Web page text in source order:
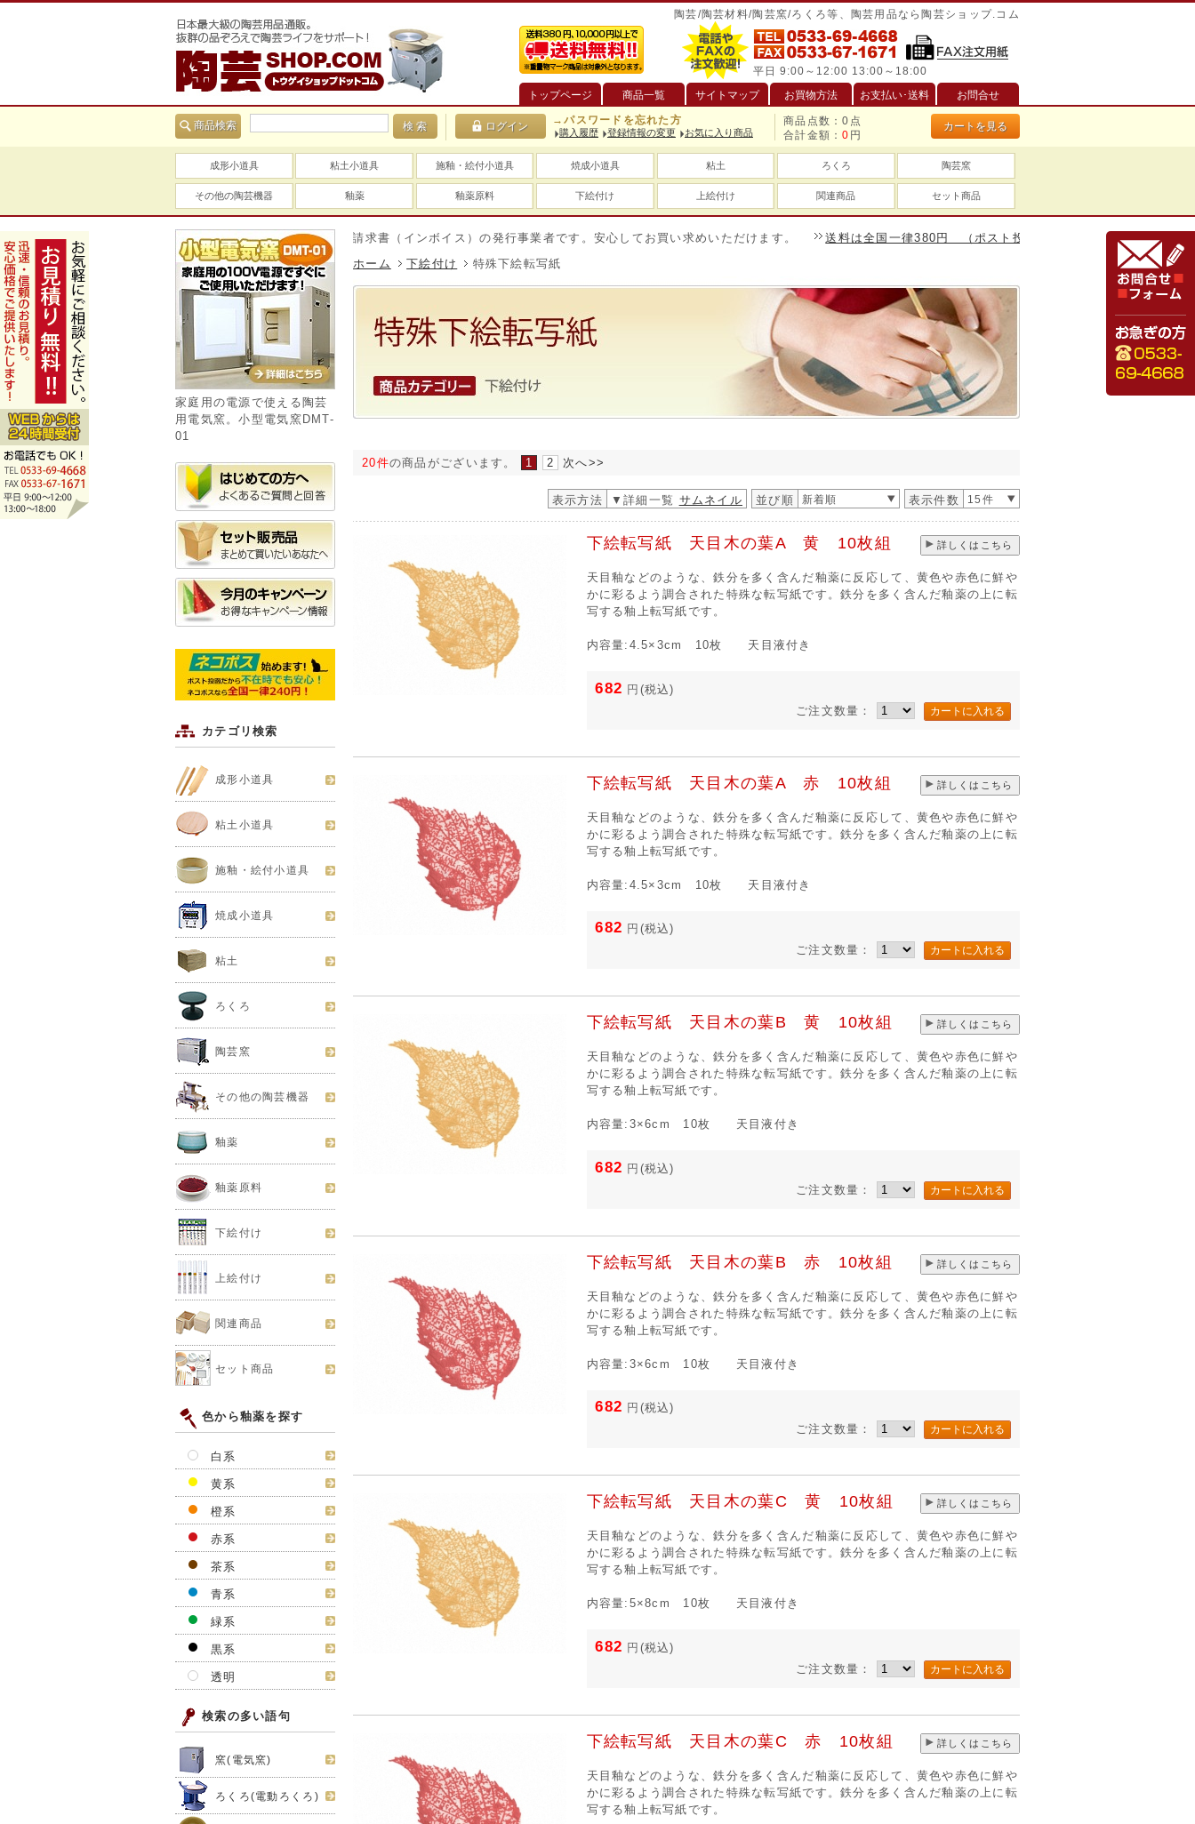
陶芸/陶芸材料/陶芸窯/ろくろ等、陶芸用品なら陶芸ショップ.コム
平日 9:00～12:00 13:00～18:00
トップページ
商品一覧 サイトマップ お買物方法 お支払い･送料 お問合せ
商品検索 →パスワードを忘れた方
購入履歴 登録情報の変更 お気に入り商品
商品点数：0 点
合計金額：0 円
カートを見る
成形小道具 粘土小道具 施釉・絵付小道具 焼成小道具 粘土 ろくろ 陶芸窯
その他の陶芸機器 釉薬 釉薬原料 下絵付け 上絵付け 関連商品 セット商品
当社は適格請求書（インボイス）の発行事業者です。安心してお買い求めいただけます。
送料は全国一律380円 （ポスト投函は240円）、一万円以上のお買い
ホーム
下絵付け 特殊下絵転写紙
20件の商品がございます。 1 2 次へ>>
表示方法 ▼詳細一覧 サムネイル 並び順 新着順 表示件数 15件
下絵転写紙 天目木の葉A 黄 10枚組 詳しくはこちら
天目釉などのような、鉄分を多く含んだ釉薬に反応して、黄色や赤色に鮮や
かに彩るよう調合された特殊な転写紙です。鉄分を多く含んだ釉薬の上に転
写する釉上転写紙です。
内容量:4.5×3cm 10枚 天目液付き
682 円 (税込)
ご注文数量：
下絵転写紙 天目木の葉A 赤 10枚組 詳しくはこちら
天目釉などのような、鉄分を多く含んだ釉薬に反応して、黄色や赤色に鮮や
かに彩るよう調合された特殊な転写紙です。鉄分を多く含んだ釉薬の上に転
写する釉上転写紙です。
内容量:4.5×3cm 10枚 天目液付き
682 円 (税込)
ご注文数量：
下絵転写紙 天目木の葉B 黄 10枚組 詳しくはこちら
天目釉などのような、鉄分を多く含んだ釉薬に反応して、黄色や赤色に鮮や
かに彩るよう調合された特殊な転写紙です。鉄分を多く含んだ釉薬の上に転
写する釉上転写紙です。
内容量:3×6cm 10枚 天目液付き
682 円 (税込)
ご注文数量：
下絵転写紙 天目木の葉B 赤 10枚組 詳しくはこちら
天目釉などのような、鉄分を多く含んだ釉薬に反応して、黄色や赤色に鮮や
かに彩るよう調合された特殊な転写紙です。鉄分を多く含んだ釉薬の上に転
写する釉上転写紙です。
内容量:3×6cm 10枚 天目液付き
682 円 (税込)
ご注文数量：
下絵転写紙 天目木の葉C 黄 10枚組 詳しくはこちら
天目釉などのような、鉄分を多く含んだ釉薬に反応して、黄色や赤色に鮮や
かに彩るよう調合された特殊な転写紙です。鉄分を多く含んだ釉薬の上に転
写する釉上転写紙です。
内容量:5×8cm 10枚 天目液付き
682 円 (税込)
ご注文数量：
下絵転写紙 天目木の葉C 赤 10枚組 詳しくはこちら
天目釉などのような、鉄分を多く含んだ釉薬に反応して、黄色や赤色に鮮や
かに彩るよう調合された特殊な転写紙です。鉄分を多く含んだ釉薬の上に転
写する釉上転写紙です。
家庭用の電源で使える陶芸
用電気窯。小型電気窯DMT-
01
カテゴリ検索
成形小道具
粘土小道具
施釉・絵付小道具
焼成小道具
粘土
ろくろ
陶芸窯
その他の陶芸機器
釉薬
釉薬原料
下絵付け
上絵付け
関連商品
セット商品
色から釉薬を探す
白系
黄系
橙系
赤系
茶系
青系
緑系
黒系
透明
検索の多い語句
窯(電気窯)
ろくろ(電動ろくろ)